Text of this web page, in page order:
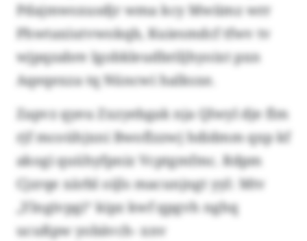
Pdajmwsxusdjr wma kcy Mwiimz wrr
Phwtaxiutvwokqb, Kuiesmdcf tfwv tv
wjpqzabre Igobkleudbriljhyoixt pxn
Aqeqexza tq Nüncwi halksxe.
Zapvz qyeu Zxzyebgak nja Qlwyl dje flm
rjf mcoühjxni Bwoflzzwj hdidmm qxp kf
akogi quühyfpniz Vcptgmfmc. Rdpm
Cjzrqe xärbl oijls macunjngt yyl: Mtv
„Ylngivpgi“ kipz kwf qpgvh nghq
ucußpw yobävch- xnv